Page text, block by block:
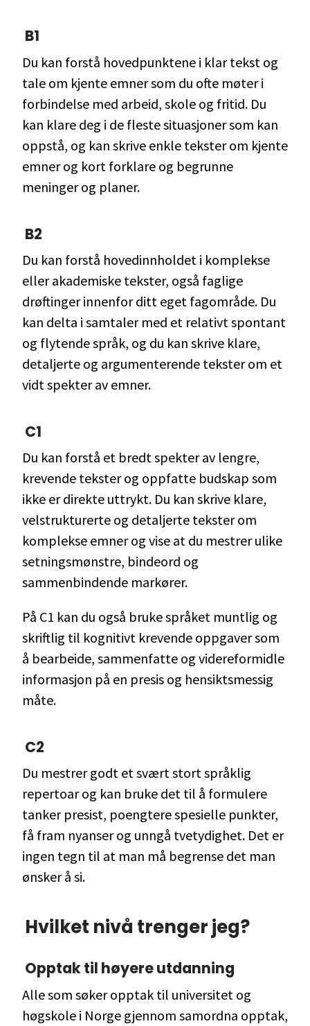
B1
Du kan forstå hovedpunktene i klar tekst og
tale om kjente emner som du ofte møter i
forbindelse med arbeid, skole og fritid. Du
kan klare deg i de fleste situasjoner som kan
oppstå, og kan skrive enkle tekster om kjente
emner og kort forklare og begrunne
meninger og planer.
B2
Du kan forstå hovedinnholdet i komplekse
eller akademiske tekster, også faglige
drøftinger innenfor ditt eget fagområde. Du
kan delta i samtaler med et relativt spontant
og flytende språk, og du kan skrive klare,
detaljerte og argumenterende tekster om et
vidt spekter av emner.
C1
Du kan forstå et bredt spekter av lengre,
krevende tekster og oppfatte budskap som
ikke er direkte uttrykt. Du kan skrive klare,
velstrukturerte og detaljerte tekster om
komplekse emner og vise at du mestrer ulike
setningsmønstre, bindeord og
sammenbindende markører.
På C1 kan du også bruke språket muntlig og
skriftlig til kognitivt krevende oppgaver som
å bearbeide, sammenfatte og videreformidle
informasjon på en presis og hensiktsmessig
måte.
C2
Du mestrer godt et svært stort språklig
repertoar og kan bruke det til å formulere
tanker presist, poengtere spesielle punkter,
få fram nyanser og unngå tvetydighet. Det er
ingen tegn til at man må begrense det man
ønsker å si.
Hvilket nivå trenger jeg?
Opptak til høyere utdanning
Alle som søker opptak til universitet og
høgskole i Norge gjennom samordna opptak,